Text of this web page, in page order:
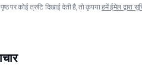
पर कोई त्रुटि दिखाई देती है, तो कृपयाहमें ईमेल द्वारा